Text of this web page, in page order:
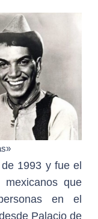
1993 y fue el
que
en el
Palacio de